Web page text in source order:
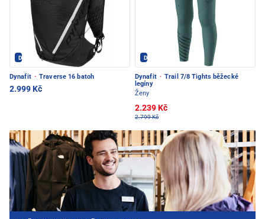
Dynafit - PEC POD SNĚŽKOU
Dynafit · Traverse 16 batoh
2.999 Kč
Dynafit - PEC POD SNĚŽKOU
Dynafit · Trail 7/8 Tights běžecké
legíny
Ženy
2.239 Kč
2.799 Kč